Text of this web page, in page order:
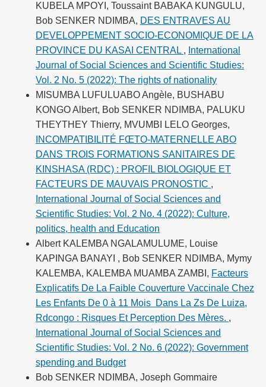
KUBELA MPOYI, Toussaint BABAKA KUNGULU,
Bob SENKER NDIMBA, DES ENTRAVES AU
DEVELOPPEMENT SOCIO-ECONOMIQUE DE LA
PROVINCE DU KASAI CENTRAL , International
Journal of Social Sciences and Scientific Studies:
Vol. 2 No. 5 (2022): The rights of nationality
MISUMBA LUFULUABO Angèle, BUSHABU
KONGO Albert, Bob SENKER NDIMBA, PALUKU
THEYTHEY Thierry, MVUMBI LELO Georges,
INCOMPATIBILITÉ FŒTO-MATERNELLE ABO
DANS TROIS FORMATIONS SANITAIRES DE
KINSHASA (RDC) : PROFIL BIOLOGIQUE ET
FACTEURS DE MAUVAIS PRONOSTIC ,
International Journal of Social Sciences and
Scientific Studies: Vol. 2 No. 4 (2022): Culture,
politics, health and Education
Albert KALEMBA NGALAMULUME, Louise
KAPINGA BANAYI , Bob SENKER NDIMBA, Mymy
KALEMBA, KALEMBA MUAMBA ZAMBI, Facteurs
Explicatifs De La Faible Couverture Vaccinale Chez
Les Enfants De 0 à 11 Mois Dans La Zs De Luiza,
Rdcongo : Risques Et Perception Des Mères. ,
International Journal of Social Sciences and
Scientific Studies: Vol. 2 No. 6 (2022): Government
spending and Budget
Bob SENKER NDIMBA, Joseph Gommaire